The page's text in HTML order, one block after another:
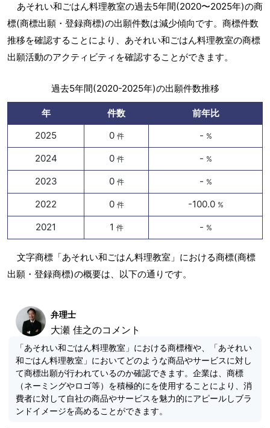
あそれい和ごはん料理教室の過去5年間(2020〜2025年)の商
標(商標出願・登録商標)の出願件数は減少傾向です。商標件数
推移を確認することにより、あそれい和ごはん料理教室の商標
出願活動のアクティビティを確認することができます。
過去5年間(2020-2025年)の出願件数推移
年 件数
前年比
2025
0 件 - %
2024 0 件 - %
2023 0 件 - %
2022 0 件 -100.0 %
2021 1 件 - %
文字商標「あそれい和ごはん料理教室」における商標(商標
出願・登録商標)の概要は、以下の通りです。
弁理士
大瀬 佳之のコメント
「あそれい和ごはん料理教室」における商標権や、「あそれい
和ごはん料理教室」においてどのような商品やサービスに対し
て商標出願が行われているのか確認できます。企業は、商標
（ネーミングやロゴ等）を積極的にを使用することにより、消
費者に対して自社の商品やサービスを魅力的にアピールしブラ
ンドイメージを高めることができます。